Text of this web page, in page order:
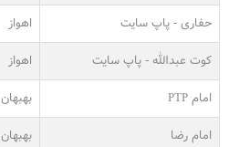
حفاری - پاپ سایت
اهواز
کوت عبدالله - پاپ سایت
اهواز
امام PTP
بهبهان
امام رضا
بهبهان